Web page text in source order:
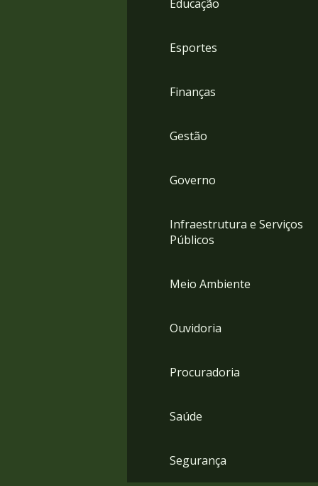
Educação
Esportes
Finanças
Gestão
Governo
Infraestrutura e Serviços
Públicos
Meio Ambiente
Ouvidoria
Procuradoria
Saúde
Segurança